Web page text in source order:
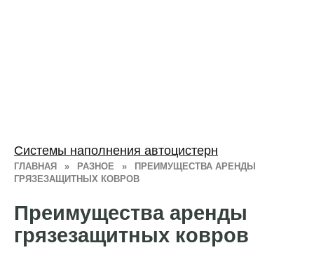
ГЛАВНАЯ » РАЗНОЕ »
ПРЕИМУЩЕСТВА АРЕНДЫ
ГРЯЗЕЗАЩИТНЫХ КОВРОВ
Преимущества аренды
грязезащитных ковров
Системы наполнения автоцистерн